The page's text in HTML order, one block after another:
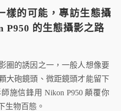
樣的可能，專訪生態攝
P950 的生態攝影之路
圈的誘因之一，一般人想像要
大砲鏡頭、微距鏡頭才能留下
施信鋒用 Nikon P950 顛覆你
生物百態。